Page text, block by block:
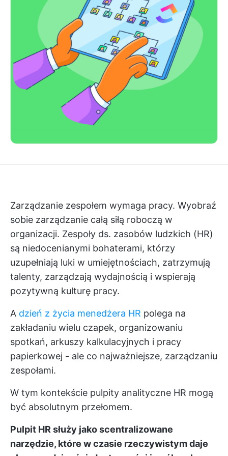
Zarządzanie zespołem wymaga pracy. Wyobraź
sobie zarządzanie całą siłą roboczą w
organizacji. Zespoły ds. zasobów ludzkich (HR)
są niedocenianymi bohaterami, którzy
uzupełniają luki w umiejętnościach, zatrzymują
talenty, zarządzają wydajnością i wspierają
pozytywną kulturę pracy.
A dzień z życia menedżera HR polega na
zakładaniu wielu czapek, organizowaniu
spotkań, arkuszy kalkulacyjnych i pracy
papierkowej - ale co najważniejsze, zarządzaniu
zespołami.
W tym kontekście pulpity analityczne HR mogą
być absolutnym przełomem.
Pulpit HR służy jako scentralizowane
narzędzie, które w czasie rzeczywistym daje